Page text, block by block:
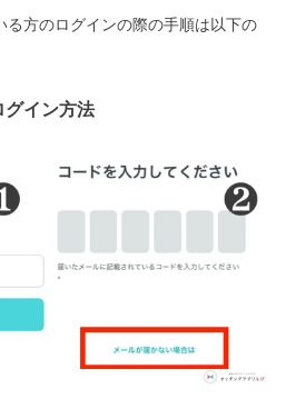
る方のログインの際の手順は以下の
グイン方法